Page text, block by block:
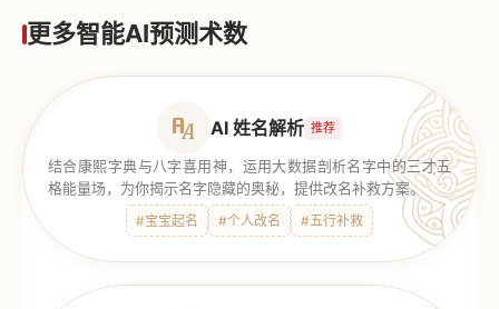
更多智能AI预测术数
AI 姓名解析 推荐
结合康熙字典与八字喜用神，运用大数据剖析名字中的三才五
格能量场，为你揭示名字隐藏的奥秘，提供改名补救方案。
#宝宝起名 #个人改名 #五行补救